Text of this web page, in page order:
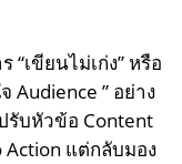
เขียนไม่เก่ง” หรือ
Audience ” อย่าง
รับหัวข้อ Content
Action แต่กลับมอง